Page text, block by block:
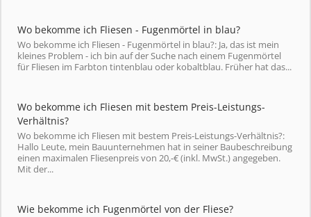
Wo bekomme ich Fliesen - Fugenmörtel in blau?
Wo bekomme ich Fliesen - Fugenmörtel in blau?: Ja, das ist mein
kleines Problem - ich bin auf der Suche nach einem Fugenmörtel
für Fliesen im Farbton tintenblau oder kobaltblau. Früher hat das...
Wo bekomme ich Fliesen mit bestem Preis-Leistungs-
Verhältnis?
Wo bekomme ich Fliesen mit bestem Preis-Leistungs-Verhältnis?:
Hallo Leute, mein Bauunternehmen hat in seiner Baubeschreibung
einen maximalen Fliesenpreis von 20,-€ (inkl. MwSt.) angegeben.
Mit der...
Wie bekomme ich Fugenmörtel von der Fliese?